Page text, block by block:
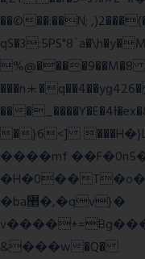
��©��:��N;
%@����9��M�8
��
�}6<]
����mf
�H�0��
�ba޲�,�qv}�
&���w�Q�